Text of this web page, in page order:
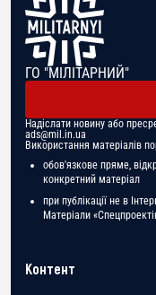
ГО "МІЛІТАРНИЙ"
Надіслати новину або
ads@mil.in.ua
Використання матеріалів
обов'язкове пряме,
конкретний матеріал
при публікації не в
Матеріали
Контент